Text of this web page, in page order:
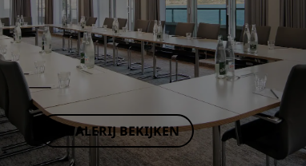
Gelieerde merken in China
GALERIJ BEKIJKEN